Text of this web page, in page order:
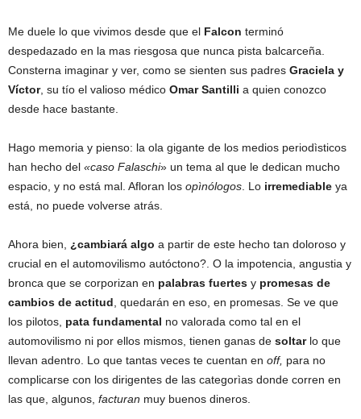
Me duele lo que vivimos desde que el Falcon terminó
despedazado en la mas riesgosa que nunca pista balcarceña.
Consterna imaginar y ver, como se sienten sus padres Graciela y
Víctor, su tío el valioso médico Omar Santilli a quien conozco
desde hace bastante.
Hago memoria y pienso: la ola gigante de los medios periodìsticos
han hecho del «caso Falaschi» un tema al que le dedican mucho
espacio, y no está mal. Afloran los opìnólogos . Lo irremediable ya
está, no puede volverse atrás.
Ahora bien, ¿cambiará algo a partir de este hecho tan doloroso y
crucial en el automovilismo autóctono?. O la impotencia, angustia y
bronca que se corporizan en palabras fuertes y promesas de
cambios de actitud , quedarán en eso, en promesas. Se ve que
los pilotos, pata fundamental no valorada como tal en el
automovilismo ni por ellos mismos, tienen ganas de soltarlo que
llevan adentro. Lo que tantas veces te cuentan en off, para no
complicarse con los dirigentes de las categorìas donde corren en
las que, algunos, facturan muy buenos dineros.